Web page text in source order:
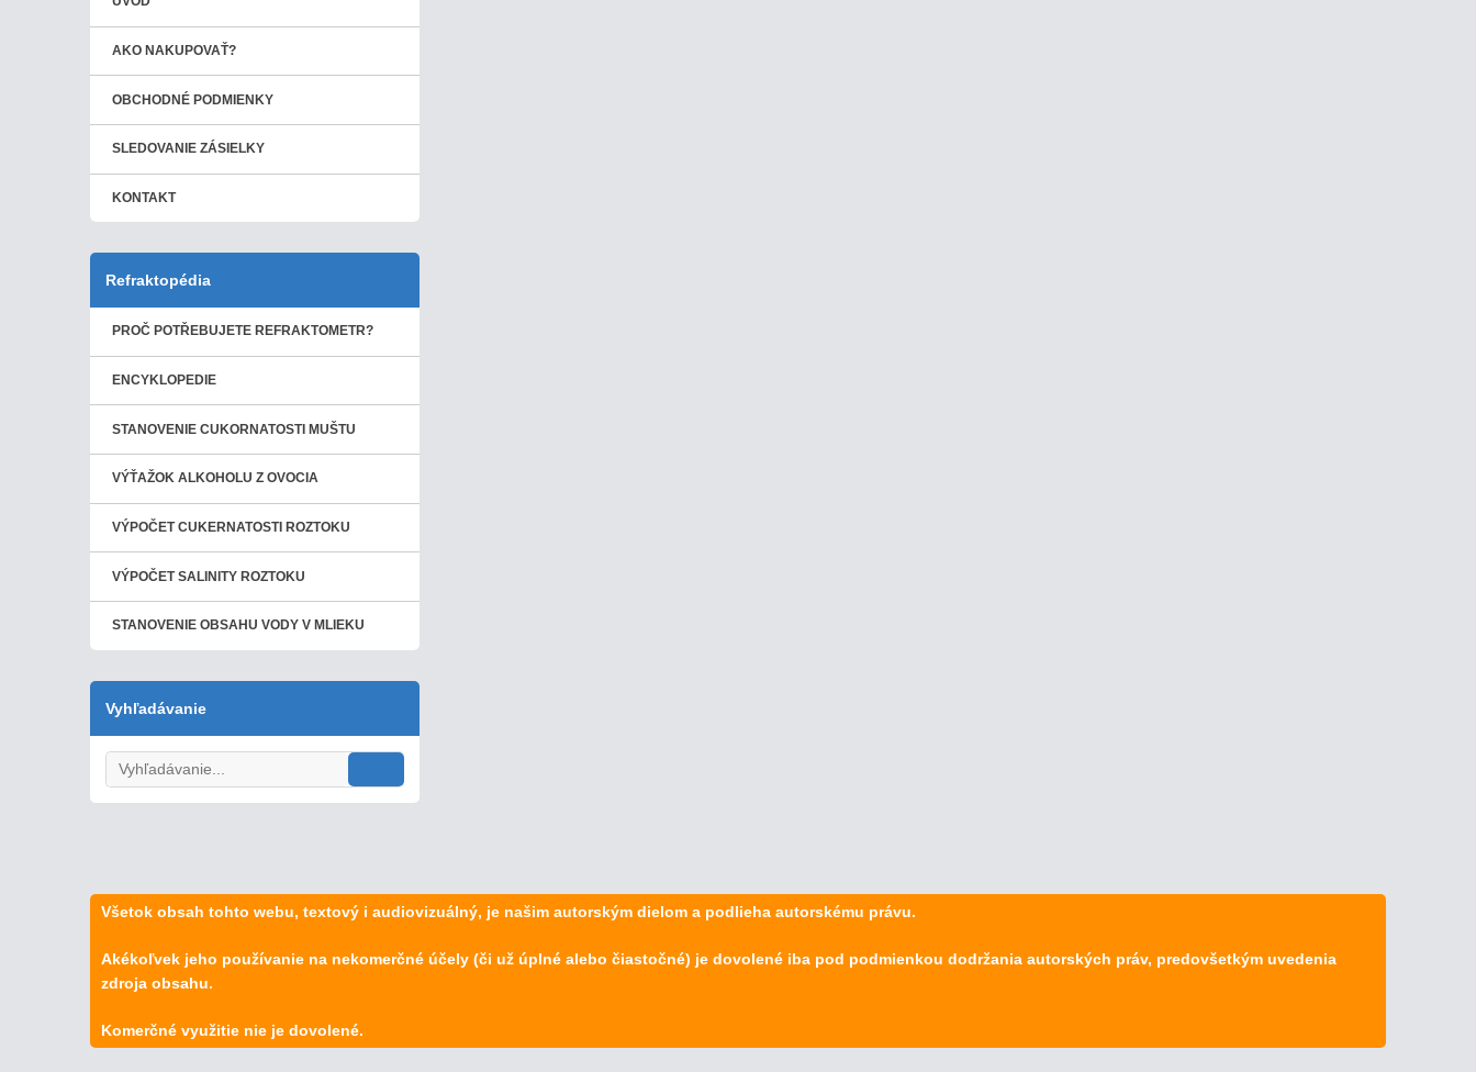
AKO NAKUPOVAŤ?
OBCHODNÉ PODMIENKY
SLEDOVANIE ZÁSIELKY
KONTAKT
Refraktopédia
PROČ POTŘEBUJETE REFRAKTOMETR?
ENCYKLOPEDIE
STANOVENIE CUKORNATOSTI MUŠTU
VÝŤAŽOK ALKOHOLU Z OVOCIA
VÝPOČET CUKERNATOSTI ROZTOKU
VÝPOČET SALINITY ROZTOKU
STANOVENIE OBSAHU VODY V MLIEKU
Vyhľadávanie
Všetok obsah tohto webu, textový i audiovizuálný, je našim autorským dielom a podlieha autorskému právu.
Akékoľvek jeho používanie na nekomerčné účely (či už úplné alebo čiastočné) je dovolené iba pod podmienkou dodržania autorských práv, predovšetkým uvedenia
zdroja obsahu.
Komerčné využitie nie je dovolené.